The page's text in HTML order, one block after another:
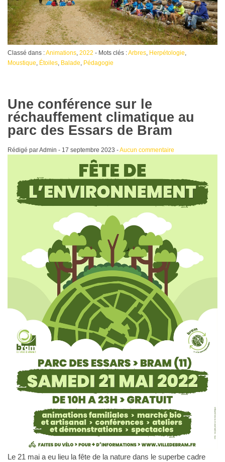
Classé dans :Animations, 2022 - Mots clés :Arbres, Herpétologie,
Moustique, Étoiles, Balade, Pédagogie
Une conférence sur le
réchauffement climatique au
parc des Essars de Bram
Rédigé par Admin - 17 septembre 2023 -Aucun commentaire
Le 21 mai a eu lieu la fête de la nature dans le superbe cadre